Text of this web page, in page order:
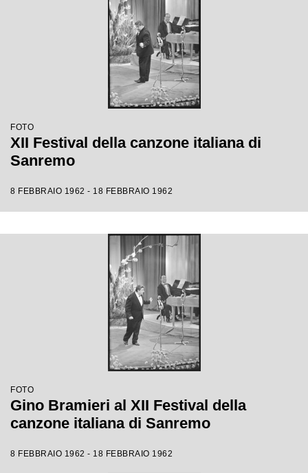
FOTO
XII Festival della canzone italiana di
Sanremo
8 FEBBRAIO 1962 - 18 FEBBRAIO 1962
FOTO
Gino Bramieri al XII Festival della
canzone italiana di Sanremo
8 FEBBRAIO 1962 - 18 FEBBRAIO 1962